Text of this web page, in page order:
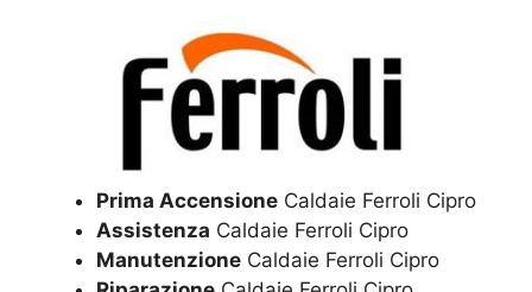
Prima Accensione Caldaie Ferroli Cipro
Assistenza Caldaie Ferroli Cipro
Manutenzione Caldaie Ferroli Cipro